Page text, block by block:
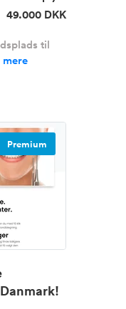
49.000 DKK
til
Premium